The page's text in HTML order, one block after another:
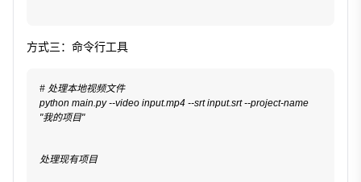
方式三：命令行工具
# 处理本地视频文件
python main.py --video input.mp4 --srt input.srt --project-name
"我的项目"
处理现有项目